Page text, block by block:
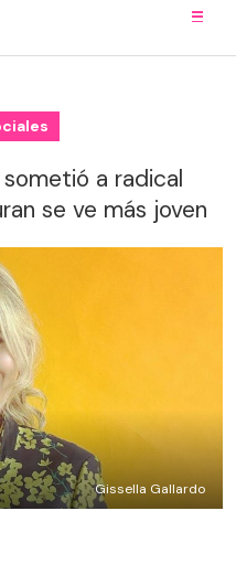
a radical
se ve más joven
Gissella Gallardo